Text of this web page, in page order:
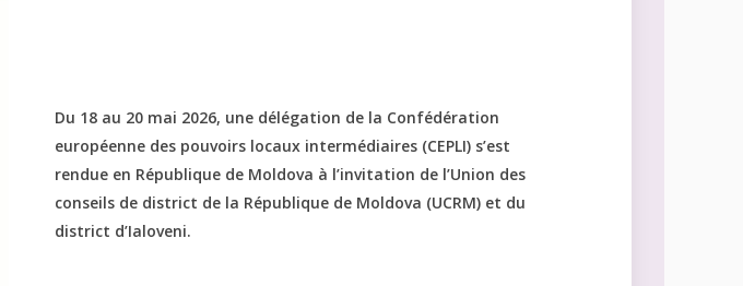
Du 18 au 20 mai 2026, une délégation de la Confédération
européenne des pouvoirs locaux intermédiaires (CEPLI) s’est
rendue en République de Moldova à l’invitation de l’Union des
conseils de district de la République de Moldova (UCRM) et du
district d’Ialoveni.